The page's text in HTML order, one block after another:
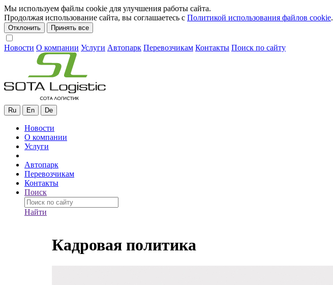
Мы используем файлы cookie для улучшения работы сайта.
Продолжая использование сайта, вы соглашаетесь с Политикой использования файлов cookie.
Отклонить Принять все
Новости О компании Услуги Автопарк Перевозчикам Контакты Поиск по сайту
Ru En De
Новости
О компании
Услуги
Автопарк
Перевозчикам
Контакты
Поиск
Найти
Кадровая политика